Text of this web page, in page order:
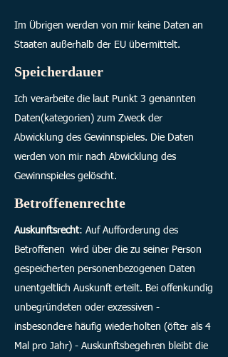
Im Übrigen werden von mir keine Daten an
Staaten außerhalb der EU übermittelt.
Speicherdauer
Ich verarbeite die laut Punkt 3 genannten
Daten(kategorien) zum Zweck der
Abwicklung des Gewinnspieles. Die Daten
werden von mir nach Abwicklung des
Gewinnspieles gelöscht.
Betroffenenrechte
Auskunftsrecht: Auf Aufforderung des
Betroffenen wird über die zu seiner Person
gespeicherten personenbezogenen Daten
unentgeltlich Auskunft erteilt. Bei offenkundig
unbegründeten oder exzessiven -
insbesondere häufig wiederholten (öfter als 4
Mal pro Jahr) - Auskunftsbegehren bleibt die